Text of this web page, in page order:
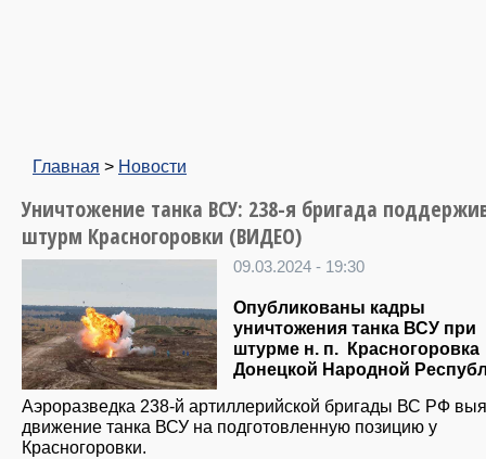
Главная > Новости
Уничтожение танка ВСУ: 238-я бригада
штурм Красногоровки (ВИДЕО)
09.03.2024 - 19:30
Опубликованы кадры
уничтожения танка ВСУ при
штурме н. п. Красногоровка
Донецкой Народной
Аэроразведка 238-й артиллерийской бригады ВС РФ
движение танка ВСУ на подготовленную позицию у
Красногоровки.